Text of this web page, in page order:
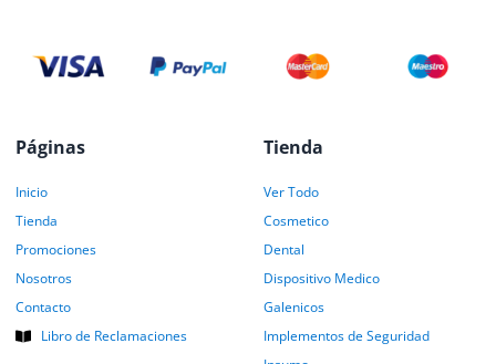
Páginas
Inicio
Tienda
Promociones
Nosotros
Contacto
Libro de Reclamaciones
Tienda
Ver Todo
Cosmetico
Dental
Dispositivo Medico
Galenicos
Implementos de Seguridad